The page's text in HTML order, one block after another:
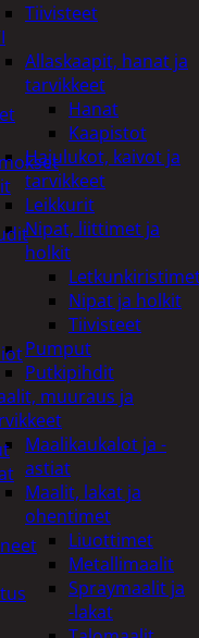
Tiivisteet
Allaskaapit, hanat ja
tarvikkeet
Hanat
Kaapistot
Hajulukot, kaivot ja
tarvikkeet
Leikkurit
Nipat, liittimet ja
holkit
Nipat ja holkit
Tiivisteet
Pumput
Putkipihdit
muuraus ja
Maalikaukalot ja -
astiat
Maalit, lakat ja
ohentimet
Liuottimet
Metallimaalit
Spraymaalit ja
-lakat